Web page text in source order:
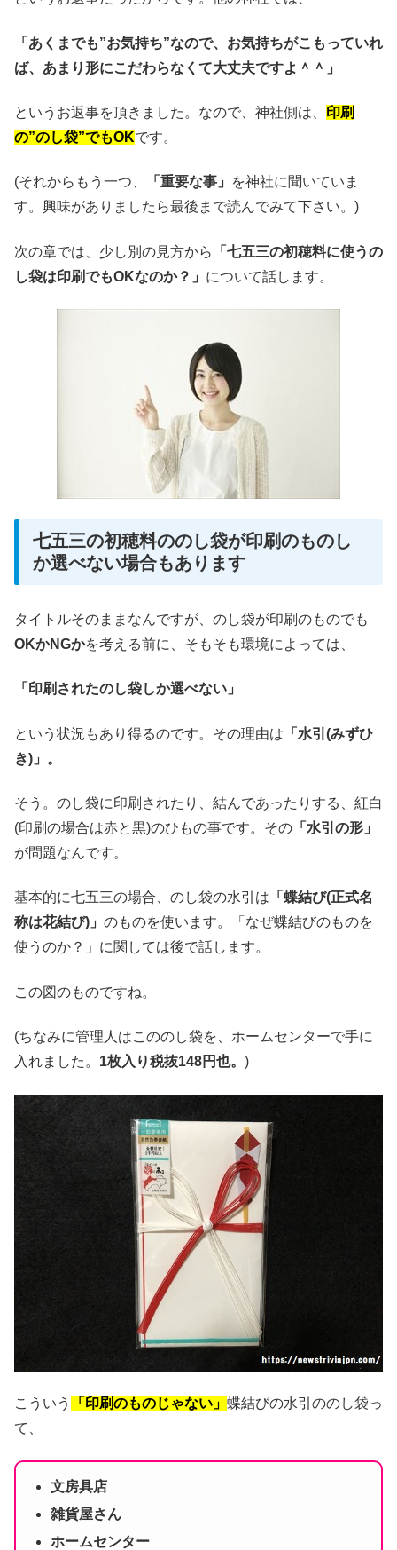
「あくまでも”お気持ち”なので、お気持ちがこもっていれ
ば、あまり形にこだわらなくて大丈夫ですよ＾＾」
というお返事を頂きました。なので、神社側は、 印刷
の”のし袋”でもOKです。
(それからもう一つ、 「重要な事」
を神社に聞いていま
す。興味がありましたら最後まで読んでみて下さい。)
次の章では、少し別の見方から
「七五三の初穂料に使うの
し袋は印刷でもOKなのか？」 について話します。
七五三の初穂料ののし袋が印刷のものし
か選べない場合もあります
タイトルそのままなんですが、のし袋が印刷のものでも
OKかNGかを考える前に、そもそも環境によっては、
「印刷されたのし袋しか選べない」
という状況もあり得るのです。その理由は 「水引(みずひ
き)」。
そう。のし袋に印刷されたり、結んであったりする、紅白
(印刷の場合は赤と黒)のひもの事です。その 「水引の形」
が問題なんです。
基本的に七五三の場合、のし袋の水引は 「蝶結び(正式名
称は花結び)」 のものを使います。「なぜ蝶結びのものを
使うのか？」に関しては後で話します。
この図のものですね。
(ちなみに管理人はこののし袋を、ホームセンターで手に
入れました。 1枚入り税抜148円也。 )
こういう 「印刷のものじゃない」 蝶結びの水引ののし袋っ
て、
文房具店
雑貨屋さん
ホームセンター